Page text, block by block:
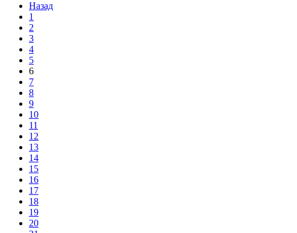
Назад
1
2
3
4
5
6
7
8
9
10
11
12
13
14
15
16
17
18
19
20